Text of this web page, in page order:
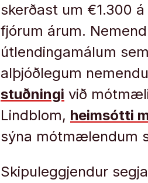
skerðast um €1.300
fjórum árum.
útlendingamálum
alþjóðlegum
stuðningi við
Lindblom, heimsótti
sýna mótmælendum
Skipuleggjendur